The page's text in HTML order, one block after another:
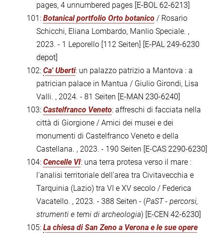
pages, 4 unnumbered pages [E-BOL 62-6213]
101: Botanical portfolio Orto botanico / Rosario
Schicchi, Eliana Lombardo, Manlio Speciale. ,
2023. - 1 Leporello [112 Seiten]
[E-PAL 249-6230
depot]
102: Ca' Uberti: un palazzo patrizio a Mantova : a
patrician palace in Mantua / Giulio Girondi, Lisa
Valli. , 2024. - 81 Seiten [E-MAN 230-6240]
103: Castelfranco Veneto: affreschi di facciata nella
città di Giorgione / Amici dei musei e dei
monumenti di Castelfranco Veneto e della
Castellana. , 2023. - 190 Seiten [E-CAS 2290-6230]
104: Cencelle VI: una terra protesa verso il mare :
l'analisi territoriale dell'area tra Civitavecchia e
Tarquinia (Lazio) tra VI e XV secolo / Federica
Vacatello. , 2023. - 388 Seiten - (PaST - percorsi,
strumenti e temi di archeologia) [E-CEN 42-6230]
105: La chiesa di San Zeno a Verona e le sue opere